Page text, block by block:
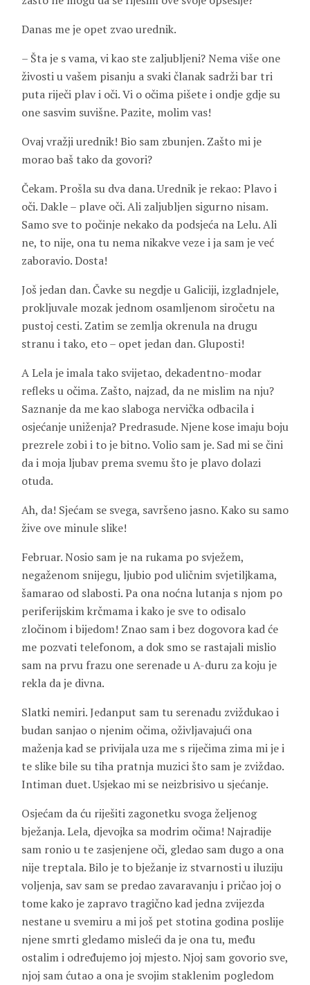
Danas me je opet zvao urednik.
– Šta je s vama, vi kao ste zaljubljeni? Nema više one
živosti u vašem pisanju a svaki članak sadrži bar tri
puta riječi plav i oči. Vi o očima pišete i ondje gdje su
one sasvim suvišne. Pazite, molim vas!
Ovaj vražji urednik! Bio sam zbunjen. Zašto mi je
morao baš tako da govori?
Čekam. Prošla su dva dana. Urednik je rekao: Plavo i
oči. Dakle – plave oči. Ali zaljubljen sigurno nisam.
Samo sve to počinje nekako da podsjeća na Lelu. Ali
ne, to nije, ona tu nema nikakve veze i ja sam je već
zaboravio. Dosta!
Još jedan dan. Čavke su negdje u Galiciji, izgladnjele,
prokljuvale mozak jednom osamljenom siročetu na
pustoj cesti. Zatim se zemlja okrenula na drugu
stranu i tako, eto – opet jedan dan. Gluposti!
A Lela je imala tako svijetao, dekadentno-modar
refleks u očima. Zašto, najzad, da ne mislim na nju?
Saznanje da me kao slaboga nervička odbacila i
osjećanje uniženja? Predrasude. Njene kose imaju boju
prezrele zobi i to je bitno. Volio sam je. Sad mi se čini
da i moja ljubav prema svemu što je plavo dolazi
otuda.
Ah, da! Sjećam se svega, savršeno jasno. Kako su samo
žive ove minule slike!
Februar. Nosio sam je na rukama po svježem,
negaženom snijegu, ljubio pod uličnim svjetiljkama,
šamarao od slabosti. Pa ona noćna lutanja s njom po
periferijskim krčmama i kako je sve to odisalo
zločinom i bijedom! Znao sam i bez dogovora kad će
me pozvati telefonom, a dok smo se rastajali mislio
sam na prvu frazu one serenade u A-duru za koju je
rekla da je divna.
Slatki nemiri. Jedanput sam tu serenadu zviždukao i
budan sanjao o njenim očima, oživljavajući ona
maženja kad se privijala uza me s riječima zima mi je i
te slike bile su tiha pratnja muzici što sam je zviždao.
Intiman duet. Usjekao mi se neizbrisivo u sjećanje.
Osjećam da ću riješiti zagonetku svoga željenog
bježanja. Lela, djevojka sa modrim očima! Najradije
sam ronio u te zasjenjene oči, gledao sam dugo a ona
nije treptala. Bilo je to bježanje iz stvarnosti u iluziju
voljenja, sav sam se predao zavaravanju i pričao joj o
tome kako je zapravo tragično kad jedna zvijezda
nestane u svemiru a mi još pet stotina godina poslije
njene smrti gledamo misleći da je ona tu, među
ostalim i određujemo joj mjesto. Njoj sam govorio sve,
njoj sam ćutao a ona je svojim staklenim pogledom